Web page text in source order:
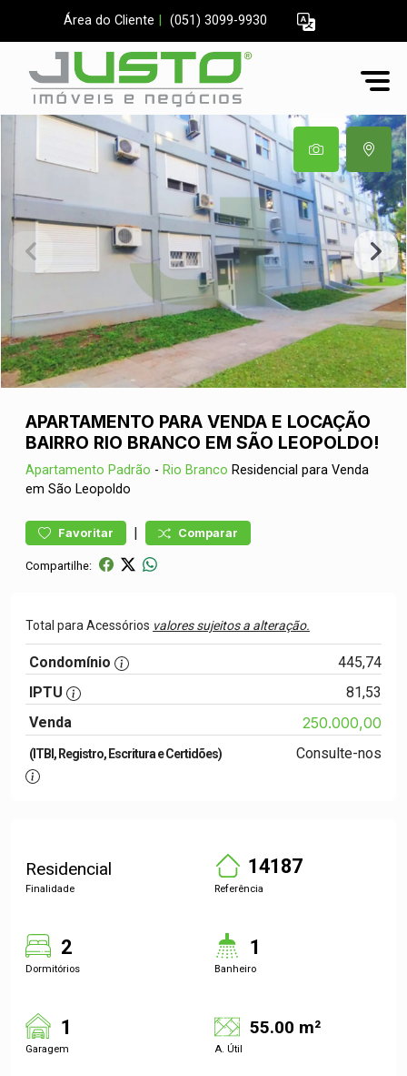
Área do Cliente (051) 3099-9930
APARTAMENTO PARA VENDA E LOCAÇÃO
BAIRRO RIO BRANCO EM SÃO LEOPOLDO!
Apartamento Padrão - Rio Branco Residencial para Venda
em São Leopoldo
Favoritar | Comparar
Compartilhe:
Total para Acessórios valores sujeitos a alteração.
Condomínio
445,74
IPTU
81,53
Venda
250.000,00
(ITBI, Registro, Escritura e Certidões) Consulte-nos
Residencial
Finalidade
14187
Referência
2
Dormitórios
1
Banheiro
1
Garagem
55.00 m²
A. Útil